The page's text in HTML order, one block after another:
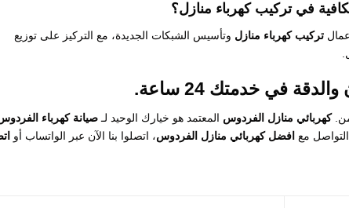
في تركيب كهرباء منازل؟
تركيب كهرباء منازل وتأسيس الشبكات الجديدة، مع التركيز على توزيع
في خدمتك 24 ساعة.
كهربائي منازل الفردوس المعتمد هو خيارك الوحيد لـصيانة كهرباء
مع افضل كهربائي منازل الفردوس، اتصلوا بنا الآن عبر الواتساب أو